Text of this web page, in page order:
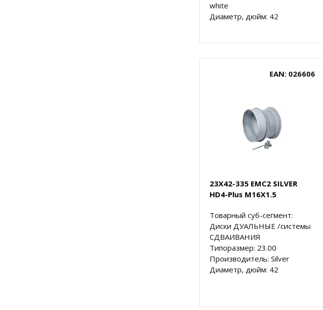
white
Диаметр, дюйм: 42
EAN: 026606
23X42-335 EMC2 SILVER
HD4-Plus M16X1.5
Товарный суб-сегмент:
Диски ДУАЛЬНЫЕ /системы
СДВАИВАНИЯ
Типоразмер: 23.00
Производитель: Silver
Диаметр, дюйм: 42